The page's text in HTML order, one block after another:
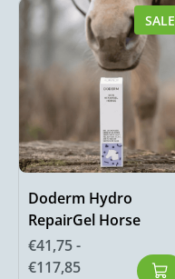
SALE
Doderm Hydro
RepairGel Horse
€41,75-
€117,85